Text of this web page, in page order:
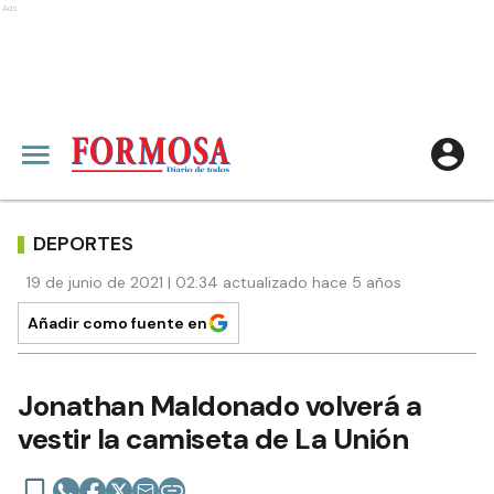
Ads
DEPORTES
19 de junio de 2021 | 02:34 actualizado hace 5 años
Añadir como fuente en
Jonathan Maldonado volverá a
vestir la camiseta de La Unión